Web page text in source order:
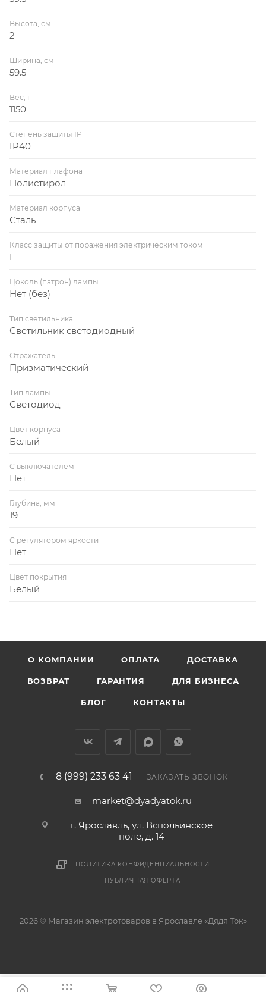
Высота, см
2
Ширина, см
59.5
Вес, г
1150
Степень защиты IP
IP40
Материал плафона
Полистирол
Материал корпуса
Сталь
Класс защиты от поражения электрическим током
I
Цоколь (патрон) лампы
Нет (без)
Тип светильника
Светильник светодиодный
Отражатель
Призматический
Тип лампы
Светодиод
Цвет корпуса
Белый
С выключателем
Нет
Глубина, мм
19
С регулятором яркости
Нет
Цвет покрытия
Белый
О КОМПАНИИ ОПЛАТА ДОСТАВКА
ВОЗВРАТ ГАРАНТИЯ ДЛЯ БИЗНЕСА
БЛОГ КОНТАКТЫ
8 (999) 233 63 41 ЗАКАЗАТЬ ЗВОНОК
market@dyadyatok.ru
г. Ярославль, ул. Вспольинское
поле, д. 14
ПОЛИТИКА КОНФИДЕНЦИАЛЬНОСТИ
ПУБЛИЧНАЯ ОФЕРТА
2026 © Магазин электротоваров в Ярославле «Дядя Ток»